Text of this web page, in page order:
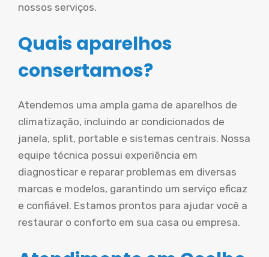
nossos serviços.
Quais aparelhos
consertamos?
Atendemos uma ampla gama de aparelhos de
climatização, incluindo ar condicionados de
janela, split, portable e sistemas centrais. Nossa
equipe técnica possui experiência em
diagnosticar e reparar problemas em diversas
marcas e modelos, garantindo um serviço eficaz
e confiável. Estamos prontos para ajudar você a
restaurar o conforto em sua casa ou empresa.